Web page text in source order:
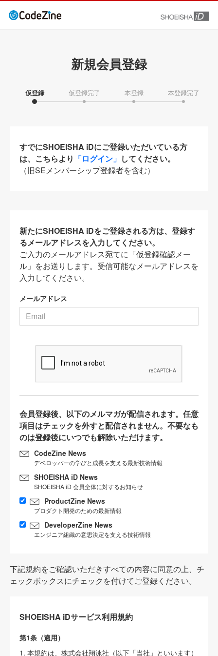
新規会員登録
仮登録 仮登録完了 本登録 本登録完了
すでにSHOEISHA iDにご登録いただいている方
は、こちらより 「ログイン」 してください。
（旧SEメンバーシップ登録者を含む）
新たにSHOEISHA iDをご登録される方は、登録す
るメールアドレスを入力してください。
ご入力のメールアドレス宛てに「仮登録確認メー
ル」をお送りします。受信可能なメールアドレスを
入力してください。
メールアドレス
会員登録後、以下のメルマガが配信されます。任意
項目はチェックを外すと配信されません。不要なも
のは登録後にいつでも解除いただけます。
CodeZine News
デベロッパーの学びと成長を支える最新技術情報
SHOEISHA iD News
SHOEISHA iD 会員全体に対するお知らせ
ProductZine News
プロダクト開発のための最新情報
DeveloperZine News
エンジニア組織の意思決定を支える技術情報
下記規約をご確認いただきすべての内容に同意の上、チ
ェックボックスにチェックを付けてご登録ください。
SHOEISHA iDサービス利用規約
第1条（適用）
1. 本規約は、株式会社翔泳社（以下「当社」といいます）